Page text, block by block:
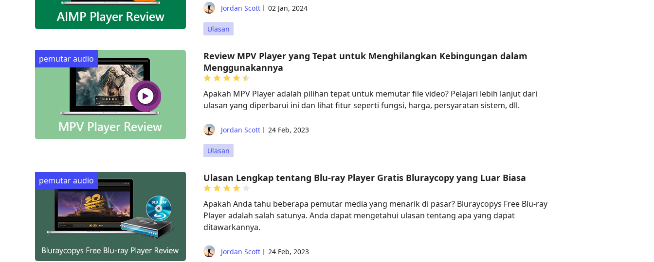
Jordan Scott 02 Jan, 2024
Ulasan
pemutar audio
Review MPV Player yang Tepat untuk Menghilangkan Kebingungan dalam
Menggunakannya
Apakah MPV Player adalah pilihan tepat untuk memutar file video? Pelajari lebih lanjut dari
ulasan yang diperbarui ini dan lihat fitur seperti fungsi, harga, persyaratan sistem, dll.
Jordan Scott 24 Feb, 2023
Ulasan
pemutar audio Ulasan Lengkap tentang Blu-ray Player Gratis Bluraycopy yang Luar Biasa
Apakah Anda tahu beberapa pemutar media yang menarik di pasar? Bluraycopys Free Blu-ray
Player adalah salah satunya. Anda dapat mengetahui ulasan tentang apa yang dapat
ditawarkannya.
Jordan Scott 24 Feb, 2023